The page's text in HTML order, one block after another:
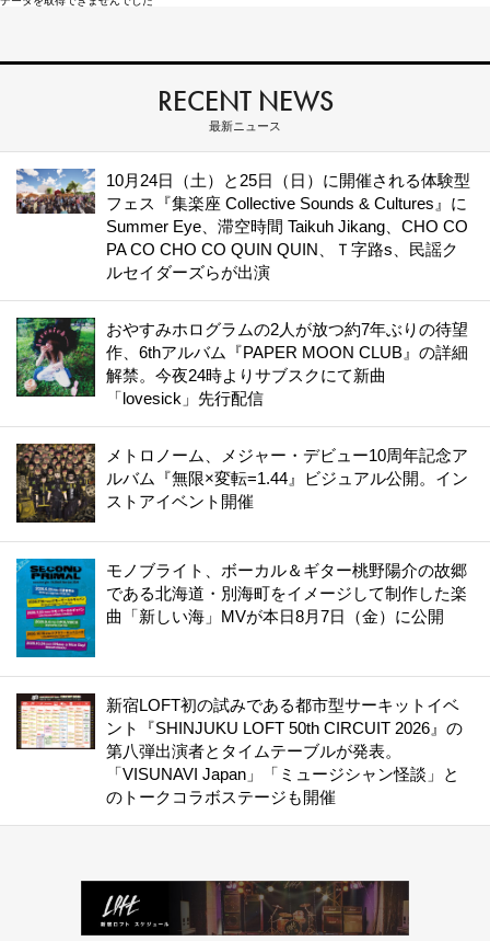
RECENT NEWS
最新ニュース
10月24日（土）と25日（日）に開催される体験型
フェス『集楽座 Collective Sounds & Cultures』に
Summer Eye、滞空時間 Taikuh Jikang、CHO CO
PA CO CHO CO QUIN QUIN、Ｔ字路s、民謡ク
ルセイダーズらが出演
おやすみホログラムの2人が放つ約7年ぶりの待望
作、6thアルバム『PAPER MOON CLUB』の詳細
解禁。今夜24時よりサブスクにて新曲
「lovesick」先行配信
メトロノーム、メジャー・デビュー10周年記念ア
ルバム『無限×変転=1.44』ビジュアル公開。イン
ストアイベント開催
モノブライト、ボーカル＆ギター桃野陽介の故郷
である北海道・別海町をイメージして制作した楽
曲「新しい海」MVが本日8月7日（金）に公開
新宿LOFT初の試みである都市型サーキットイベ
ント『SHINJUKU LOFT 50th CIRCUIT 2026』の
第八弾出演者とタイムテーブルが発表。
「VISUNAVI Japan」「ミュージシャン怪談」と
のトークコラボステージも開催